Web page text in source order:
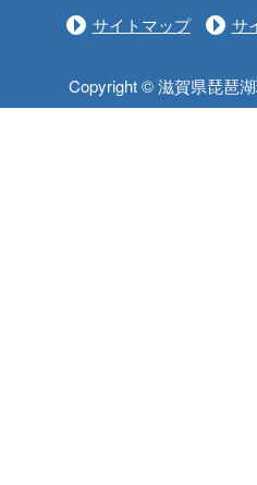
サイトマップ サ
Copyright © 滋賀県琵琶